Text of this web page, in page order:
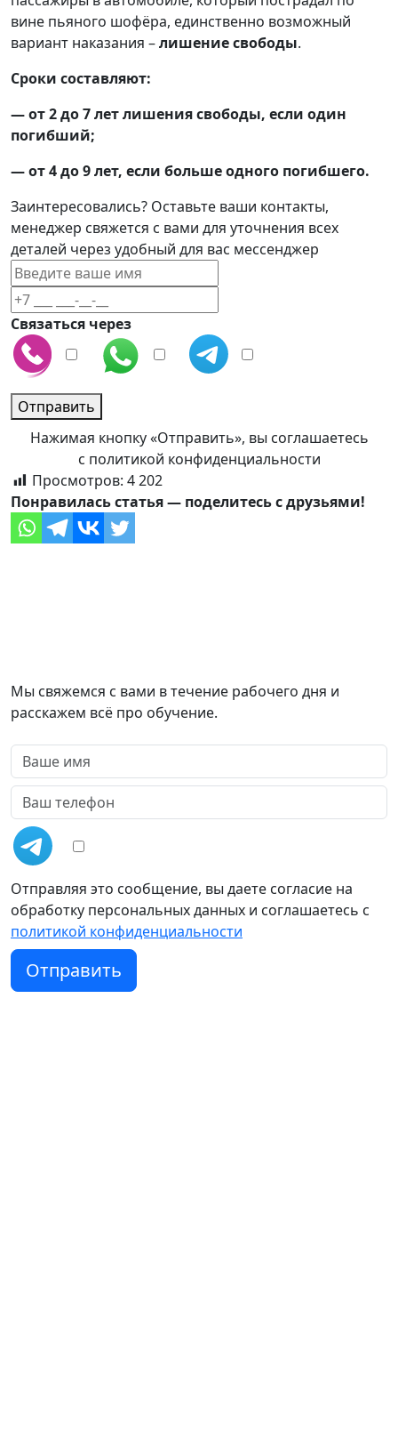
вине пьяного шофёра, единственно возможный
вариант наказания –лишение свободы.
Сроки составляют:
—от 2 до 7 лет лишения свободы, если один
погибший;
—от 4 до 9 лет, если больше одного погибшего.
Заинтересовались? Оставьте ваши контакты,
менеджер свяжется с вами для уточнения всех
деталей через удобный для вас мессенджер
Связаться через
Отправить
Нажимая кнопку «Отправить», вы соглашаетесь
с политикой конфиденциальности
Просмотров: 4 202
Понравилась статья — поделитесь с друзьями!
Мы свяжемся с вами в течение рабочего дня и
расскажем всё про обучение.
Отправляя это сообщение, вы даете согласие на
обработку персональных данных и соглашаетесь c
политикой конфиденциальности
Отправить